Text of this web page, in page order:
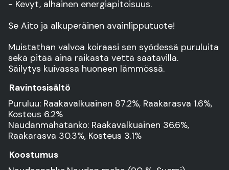
- Kevyt, alhainen energiapitoisuus.
Se Aito ja alkuperäinen avainlipputuote!
Muistathan valvoa koiraasi sen syödessä puruluita
sekä pitää aina raikasta vettä saatavilla.
Säilytys kuivassa huoneen lämmössä.
Ravintosisältö
Puruluu: Raakavalkuainen 87.2%, Raakarasva 1.6%,
Kosteus 6.2%
Naudanmahatanko: Raakavalkuainen 36.6%,
Raakarasva 30.3%, Kosteus 3.1%
Koostumus